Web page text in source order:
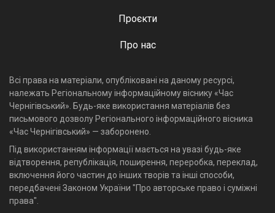
Проєкти
Про нас
Всі права на матеріали, опубліковані на даному ресурсі,
належать Регіональному інформаційному віснику «Час
Чернігівський». Будь-яке використання матеріалів без
письмового дозволу Регіонального інформаційного вісника
«Час Чернігівський» — заборонено.
Під використанням інформації мається на увазі будь-яке
відтворення, републікація, поширення, переробка, переклад,
включення його частин до інших творів та інші способи,
передбачені Законом України "Про авторське право і суміжні
права".